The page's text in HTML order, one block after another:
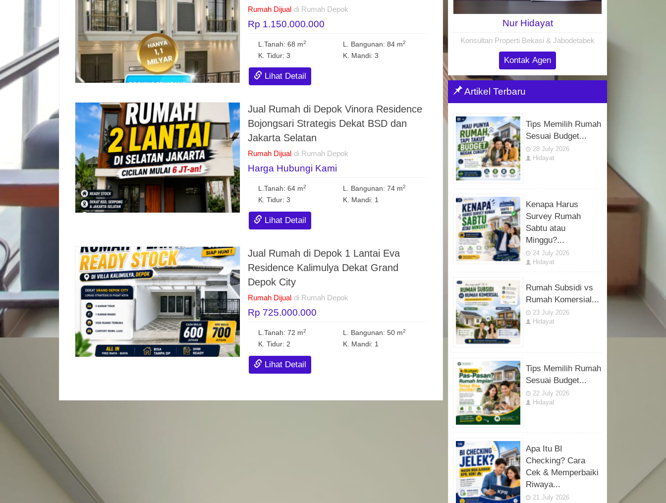
Rumah Dijual di Rumah Depok
Rp 1.150.000.000
L.Tanah: 68 m2 L. Bangunan: 84 m2
K. Tidur: 3 K. Mandi: 3
Lihat Detail
Jual Rumah di Depok Vinora Residence
Bojongsari Strategis Dekat BSD dan
Jakarta Selatan
Rumah Dijual di Rumah Depok
Harga Hubungi Kami
L.Tanah: 64 m2 L. Bangunan: 74 m2
K. Tidur: 3 K. Mandi: 1
Lihat Detail
Jual Rumah di Depok 1 Lantai Eva
Residence Kalimulya Dekat Grand
Depok City
Rumah Dijual di Rumah Depok
Rp 725.000.000
L.Tanah: 72 m2 L. Bangunan: 50 m2
K. Tidur: 2 K. Mandi: 1
Lihat Detail
Nur Hidayat
Konsultan Properti Bekasi & Jabodetabek
Kontak Agen
Artikel Terbaru
Tips Memilih Rumah
Sesuai Budget...
28 July 2026
Hidayat
Kenapa Harus
Survey Rumah
Sabtu atau
Minggu?...
24 July 2026
Hidayat
Rumah Subsidi vs
Rumah Komersial...
23 July 2026
Hidayat
Tips Memilih Rumah
Sesuai Budget...
22 July 2026
Hidayat
Apa Itu BI
Checking? Cara
Cek & Memperbaiki
Riwaya...
21 July 2026